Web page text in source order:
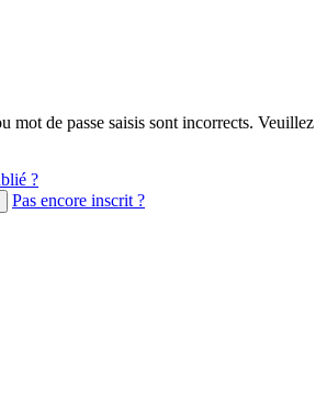
mot de passe saisis sont incorrects. Veuillez
?
Pas encore inscrit ?